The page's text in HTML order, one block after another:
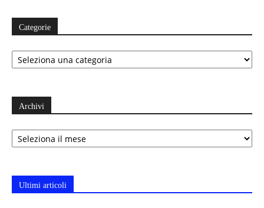
Categorie
Categorie
Archivi
Archivi
Ultimi articoli